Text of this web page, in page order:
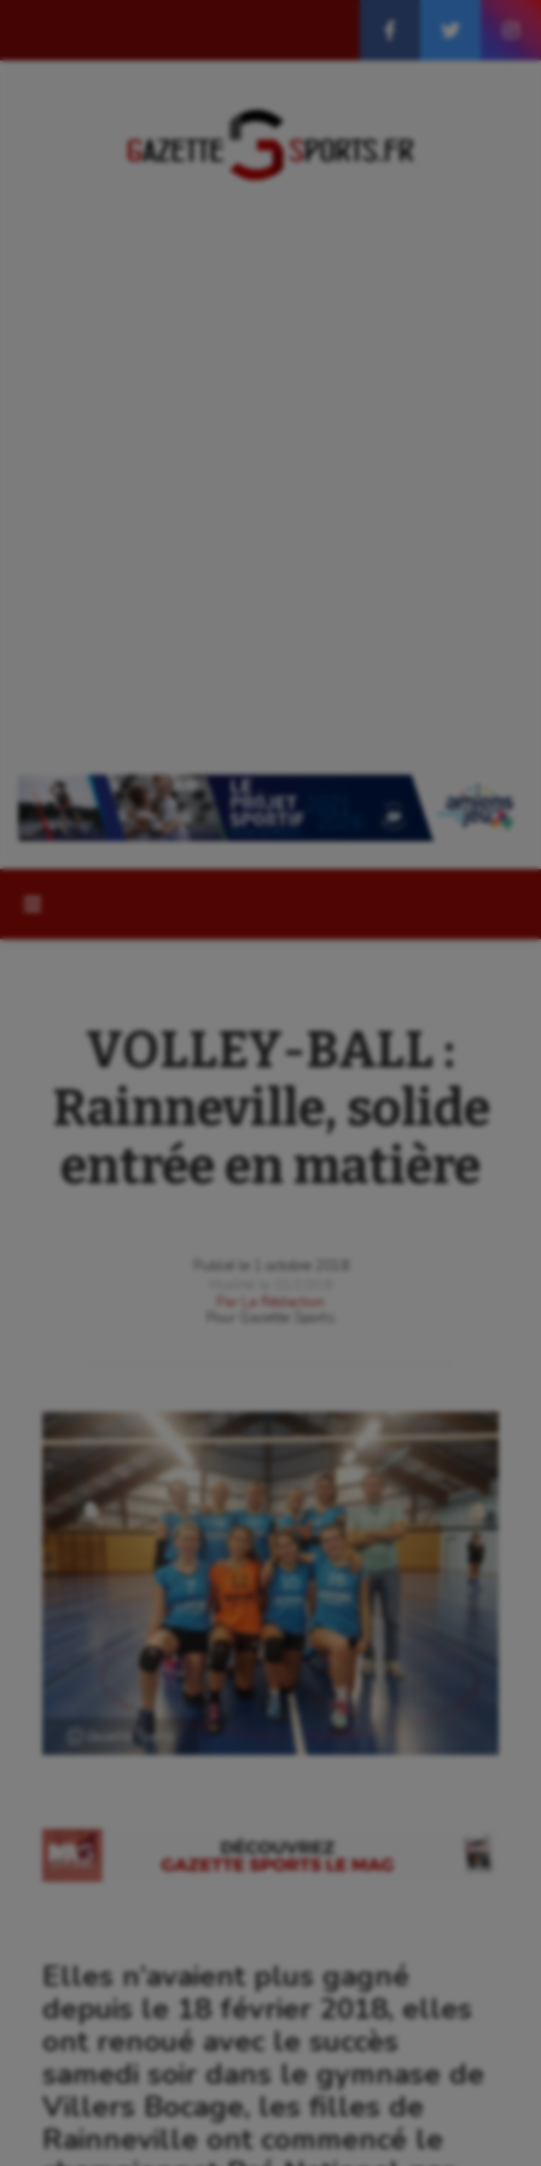
VOLLEY-BALL :
Rainneville, solide
entrée en matière
Publié le
1 octobre 2018
Par
La Rédaction
Gazette Sports
Ⓒ Gazette Sports
Elles n’avaient plus gagné
depuis le 18 février 2018, elles
ont renoué avec le succès
samedi soir dans le gymnase de
Villers Bocage, les filles de
Rainneville ont commencé le